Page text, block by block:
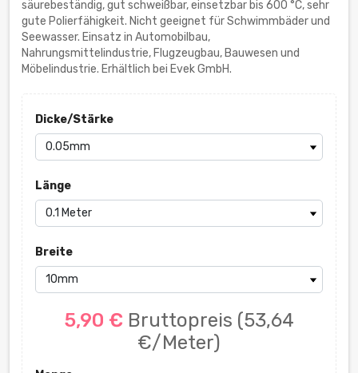
säurebeständig, gut schweißbar, einsetzbar bis 600 °C, sehr
gute Polierfähigkeit. Nicht geeignet für Schwimmbäder und
Seewasser. Einsatz in Automobilbau,
Nahrungsmittelindustrie, Flugzeugbau, Bauwesen und
Möbelindustrie. Erhältlich bei Evek GmbH.
Dicke/Stärke
Länge
Breite
5,90 € Bruttopreis (53,64
€/Meter)